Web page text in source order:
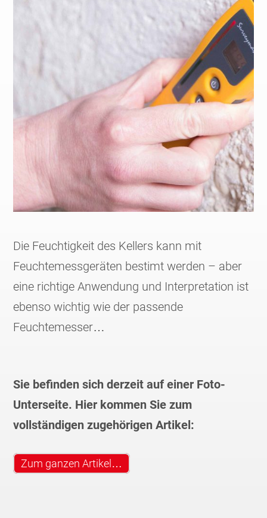
Die Feuchtigkeit des Kellers kann mit
Feuchtemessgeräten bestimt werden – aber
eine richtige Anwendung und Interpretation ist
ebenso wichtig wie der passende
Feuchtemesser…
Sie befinden sich derzeit auf einer Foto-
Unterseite. Hier kommen Sie zum
vollständigen zugehörigen Artikel:
Zum ganzen Artikel…